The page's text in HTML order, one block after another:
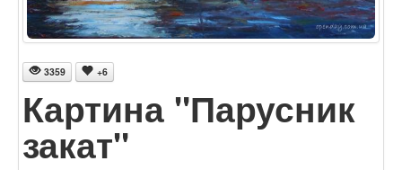
3359 +6
Картина "Парусник
закат"